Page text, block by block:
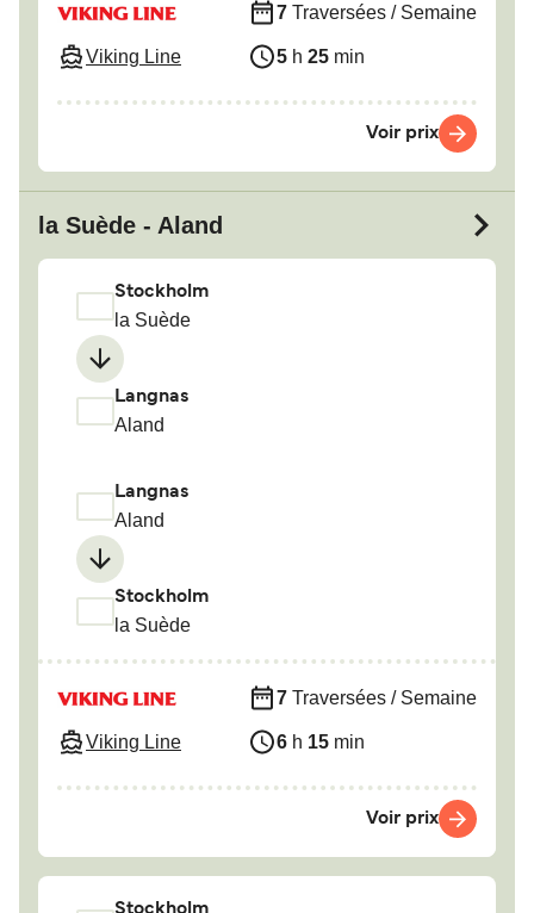
Viking Line
7 Traversées / Semaine
5 h 25 min
Voir prix
la Suède - Aland
Stockholm
la Suède
Langnas
Aland
Langnas
Aland
Stockholm
la Suède
Viking Line
7 Traversées / Semaine
6 h 15 min
Voir prix
Stockholm